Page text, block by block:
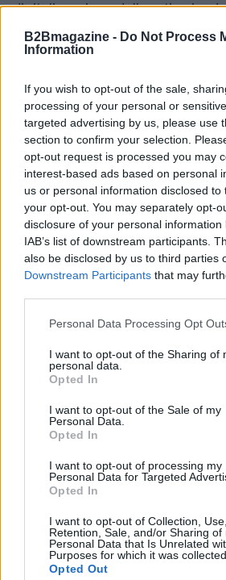
B2Bmagazine - Do Not Process
Information
If you wish to opt-out of the sale,
processing of your personal or
targeted advertising by us, please use
section to confirm your selection.
opt-out request is processed you may
interest-based ads based on personal
us or personal information disclosed
your opt-out. You may separately opt-
disclosure of your personal
IAB’s list of downstream participants.
also be disclosed by us to third parties
Downstream Participants that may
Please note that this website/app uses
not limited to your visit or usage
grant or deny consent to Google and
use your data for below specified
consent section.
Personal Data Processing Opt
I want to opt-out of the Sharing of
personal data.
Opted In
I want to opt-out of the Sale of my
Personal Data.
Opted In
I want to opt-out of processing my
Personal Data for Targeted
Opted In
I want to opt-out of Collection, Use,
Retention, Sale, and/or Sharing of
Personal Data that Is Unrelated
Purposes for which it was collected.
Opted Out
digitalizzazione delle reti
che guiderà questa espansione.
aggiornati sulle ultime novità in
mondo del lavoro. E voi, come
switch Ethernet e dell’AI?
commenti! 💬
AUTORE
AiAdhubMedia